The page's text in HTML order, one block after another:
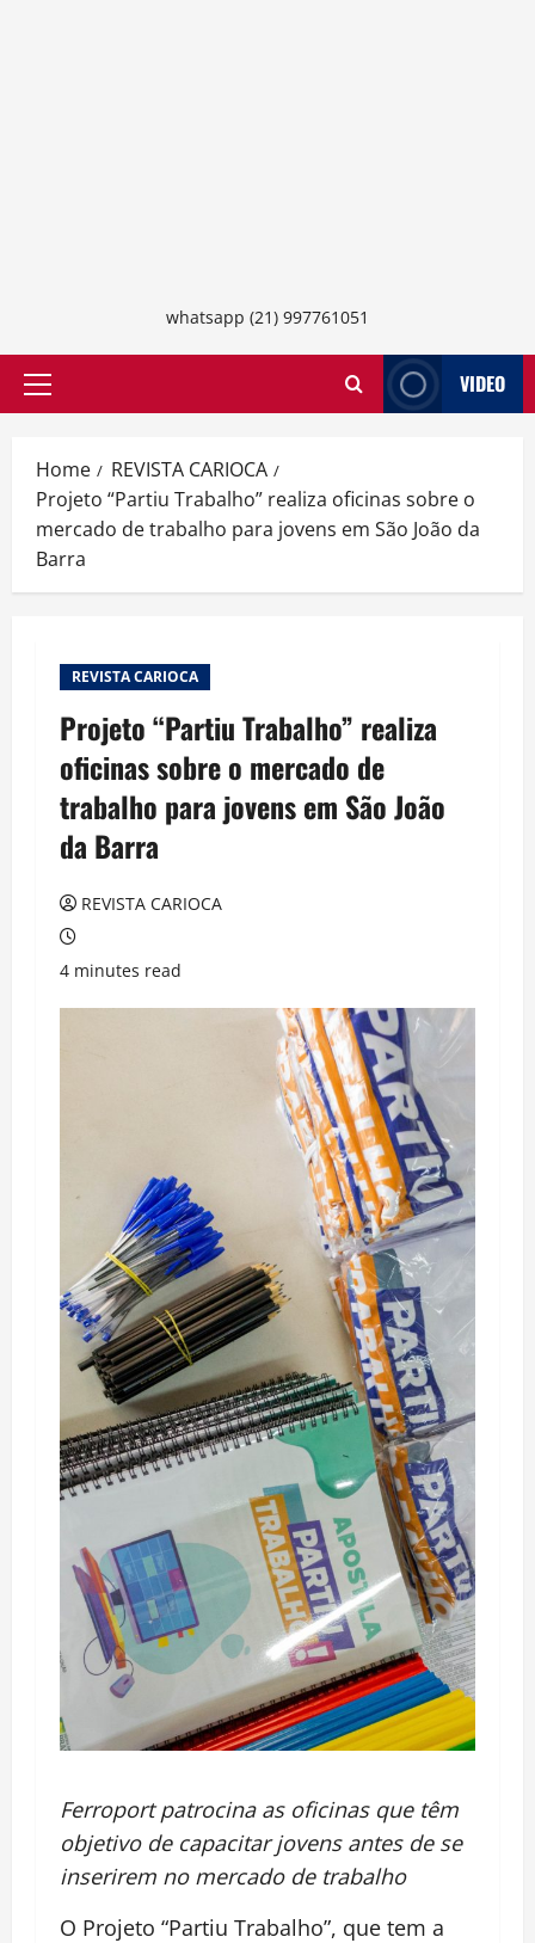
whatsapp (21) 997761051
Primary
VIDEO
Home
REVISTA CARIOCA
Projeto “Partiu Trabalho” realiza oficinas sobre o
mercado de trabalho para jovens em São João da
Barra
REVISTA CARIOCA
Projeto “Partiu Trabalho” realiza
oficinas sobre o mercado de
trabalho para jovens em São João
da Barra
REVISTA CARIOCA
4 minutes read
Ferroport patrocina as oficinas que têm
objetivo de capacitar jovens antes de se
inserirem no mercado de trabalho
O Projeto “Partiu Trabalho”, que tem a